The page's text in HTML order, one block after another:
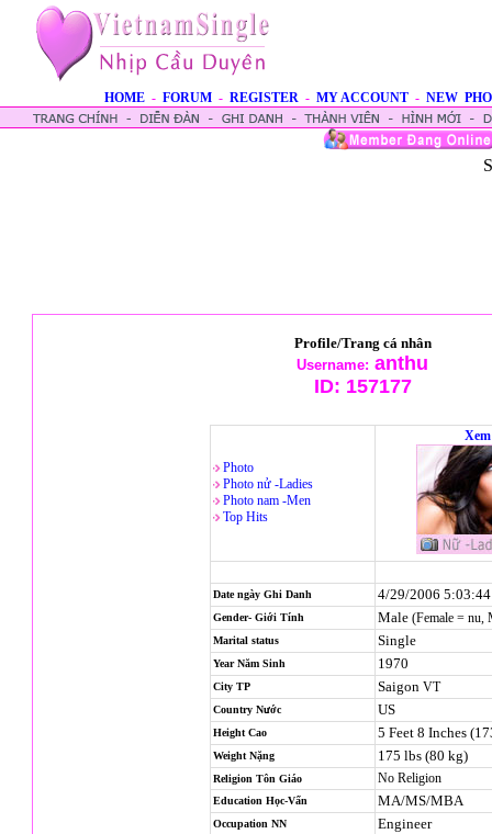
HOME - FORUM - REGISTER - MY ACCOUNT - NEW
Profile/Trang cá nhân
Username: anthu
ID: 157177
Photo
Photo nử -Ladies
Photo nam -Men
Top Hits
Date ngày Ghi Danh 4/29/2006
Gender- Giới Tính Male (Female = nu,
Marital status Single
Year Năm Sinh 1970
City TP Saigon VT
Country Nước US
Height Cao 5 Feet 8 Inches
Weight Nặng 175 lbs (80 kg)
Religion Tôn Giáo No Religion
Education Học-Vấn MA/MS/MBA
Occupation NN Engineer